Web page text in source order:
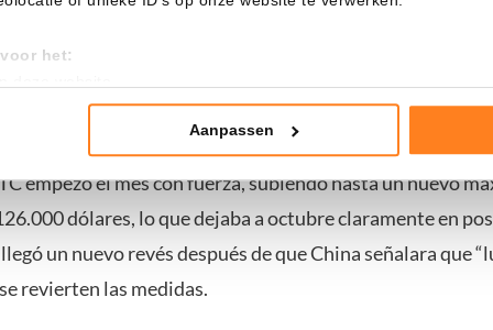
het:
te geven om deze technieken te gebruiken voor
het maken van bezwaar tegen bedrijven die
informatie: zie onsprivacy- encookiestatement .
Aanpassen
ahora los inversores
las tensiones entre Trump y China pesan
empezó el mes con fuerza, subiendo hasta un nuevo
dólares, lo que dejaba a octubre claramente en
un nuevo revés después de que China señalara que
revierten las medidas.